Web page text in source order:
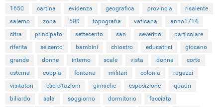
1650
cartina evidenza geografica provincia
risalente
salerno
zona 500 topografia vaticana
anno1714
citra
principato settecento san severino
particolare
riferita
seicento bambini chiostro educatrici
giocano
grande
donne interno scale vista donna
corte
esterna
coppia fontana militari colonia
ragazzi
visitatori
esercitazioni ginniche esposizione
quadri
biliardo
sala soggiorno dormitorio facciata